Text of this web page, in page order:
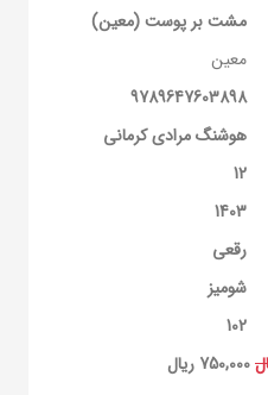
مشت بر پوست (معین)
معین
9789647603898
هوشنگ مرادی کرمانی
12
1403
رقعی
شومیز
102
750,000 ریال